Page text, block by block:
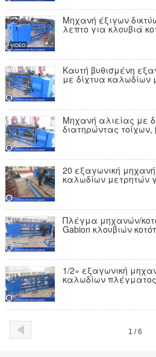
Μηχανή έξιγων
λεπτο για κλουβιά
συμπλέκτη και
Καυτή βυθισμένη
με δίχτυα καλωδίων
38 χαμηλού
Μηχανή αλιείας με
διατηρώντας
20 εξαγωνική
καλωδίων μετρητών
Πλέγμα μηχανών/
Gabion κλουβιών
1/2» εξαγωνική
καλωδίων
1 / 6